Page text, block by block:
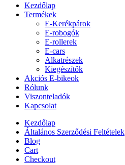
Kezdőlap
Termékek
E-Kerékpárok
E-robogók
E-rollerek
E-cars
Alkatrészek
Kiegészítők
Akciós E-bikeok
Rólunk
Viszonteladók
Kapcsolat
Kezdőlap
Általános Szerződési Feltételek
Blog
Cart
Checkout